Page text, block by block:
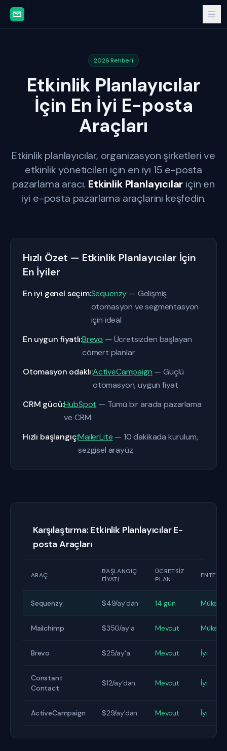
2026 Rehberi
Etkinlik Planlayıcılar
İçin En İyi E-posta
Araçları
Etkinlik planlayıcılar, organizasyon şirketleri ve
etkinlik yöneticileri için en iyi 15 e-posta
pazarlama aracı. Etkinlik Planlayıcılar için en
iyi e-posta pazarlama araçlarını keşfedin.
Hızlı Özet — Etkinlik Planlayıcılar İçin
En İyiler
En iyi genel seçim:Sequenzy — Gelişmiş
otomasyon ve segmentasyon
için ideal
En uygun fiyatlı:Brevo — Ücretsizden başlayan
cömert planlar
Otomasyon odaklı:ActiveCampaign — Güçlü
otomasyon, uygun fiyat
CRM gücü:HubSpot — Tümü bir arada pazarlama
ve CRM
Hızlı başlangıç:MailerLite — 10 dakikada kurulum,
sezgisel arayüz
Karşılaştırma: Etkinlik Planlayıcılar E-
posta Araçları
ARAÇ
BAŞLANGIÇ
FIYATI
ÜCRETSIZ
PLAN
Sequenzy $49/ay'dan 14 gün
Mailchimp $350/ay'a Mevcut
Brevo $25/ay'a Mevcut İyi
Constant
Contact
$12/ay'dan Mevcut İyi
ActiveCampaign $29/ay'dan Mevcut İyi